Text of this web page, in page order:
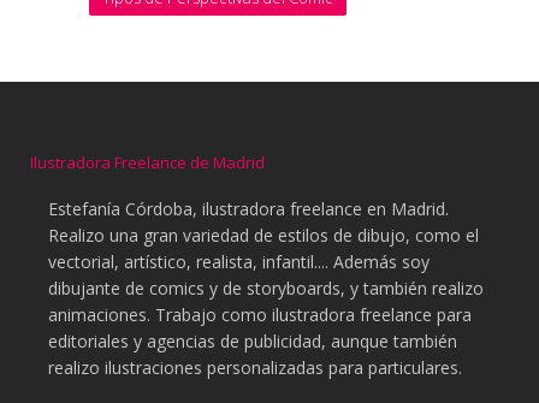
Ilustradora Freelance de Madrid
Estefanía Córdoba, ilustradora freelance en Madrid.
Realizo una gran variedad de estilos de dibujo, como el
vectorial, artístico, realista, infantil.... Además soy
dibujante de comics y de storyboards, y también realizo
animaciones. Trabajo como ilustradora freelance para
editoriales y agencias de publicidad, aunque también
realizo ilustraciones personalizadas para particulares.